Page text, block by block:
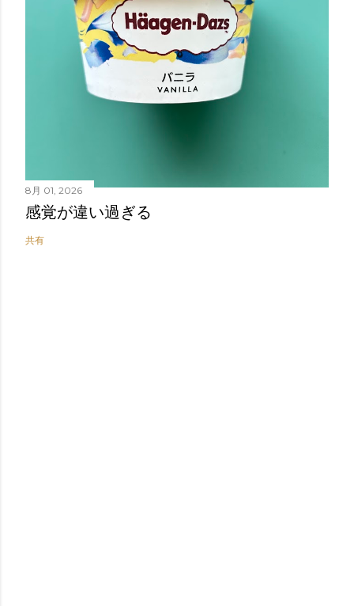
8月 01, 2026
感覚が違い過ぎる
共有